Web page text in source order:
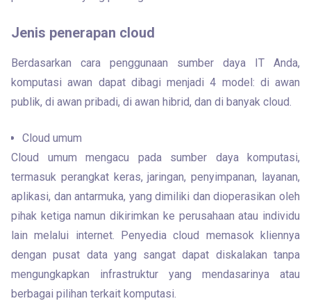
Jenis penerapan cloud
Berdasarkan cara penggunaan sumber daya IT Anda,
komputasi awan dapat dibagi menjadi 4 model: di awan
publik, di awan pribadi, di awan hibrid, dan di banyak cloud.
Cloud umum
Cloud umum mengacu pada sumber daya komputasi,
termasuk perangkat keras, jaringan, penyimpanan, layanan,
aplikasi, dan antarmuka, yang dimiliki dan dioperasikan oleh
pihak ketiga namun dikirimkan ke perusahaan atau individu
lain melalui internet. Penyedia cloud memasok kliennya
dengan pusat data yang sangat dapat diskalakan tanpa
mengungkapkan infrastruktur yang mendasarinya atau
berbagai pilihan terkait komputasi.